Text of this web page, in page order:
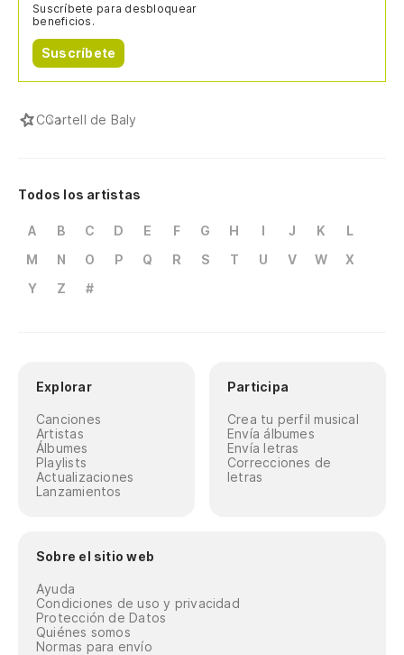
Suscríbete para desbloquear
beneficios.
Suscríbete
CCartell de Baly
Todos los artistas
A B C D E F G H I J K
L
M
N O P Q R S T U V W
X
Y
Z #
Explorar
Canciones
Artistas
Álbumes
Playlists
Actualizaciones
Lanzamientos
Participa
Crea tu perfil musical
Envía álbumes
Envía letras
Correcciones de
letras
Sobre el sitio web
Ayuda
Condiciones de uso y privacidad
Protección de Datos
Quiénes somos
Normas para envío